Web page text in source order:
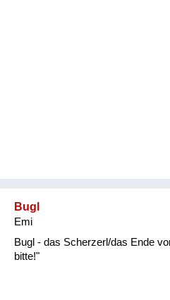
Bugl
Emi
Bugl - das Scherzerl/das Ende
bitte!"